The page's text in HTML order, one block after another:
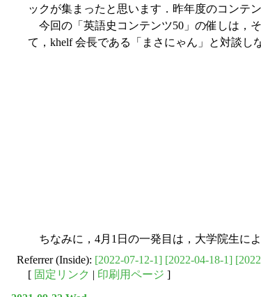
ックが集まったと思います．昨年度のコンテ
今回の「英語史コンテンツ50」の催しは，
て，khelf 会長である「まさにゃん」と対談し
ちなみに，4月1日の一発目は，大学院生に
Referrer (Inside): [2022-07-12-1] [2022-04-18-1]
[ 固定リンク | 印刷用ページ ]